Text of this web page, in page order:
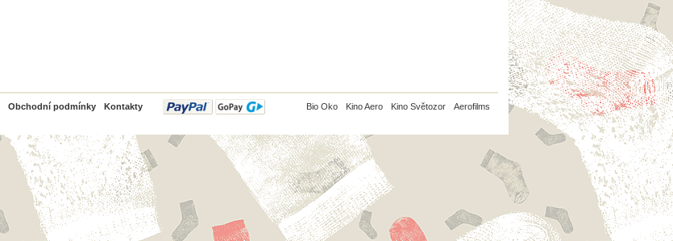
Obchodní podmínky Kontakty
PayPal Bio Oko Kino Aero Kino Světozor Aerofilms